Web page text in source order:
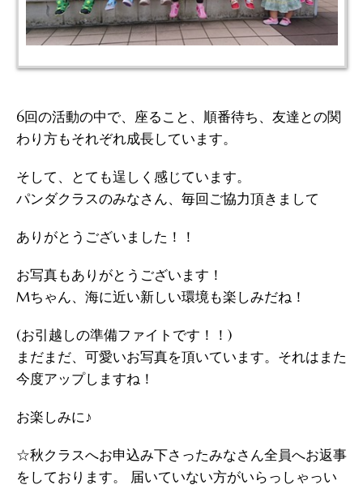
6回の活動の中で、座ること、順番待ち、友達との関
わり方もそれぞれ成長しています。
そして、とても逞しく感じています。
パンダクラスのみなさん、毎回ご協力頂きまして
ありがとうございました！！
お写真もありがとうございます！
Mちゃん、海に近い新しい環境も楽しみだね！
(お引越しの準備ファイトです！！)
まだまだ、可愛いお写真を頂いています。それはまた
今度アップしますね！
お楽しみに♪
☆秋クラスへお申込み下さったみなさん全員へお返事
をしております。 届いていない方がいらっしゃっい